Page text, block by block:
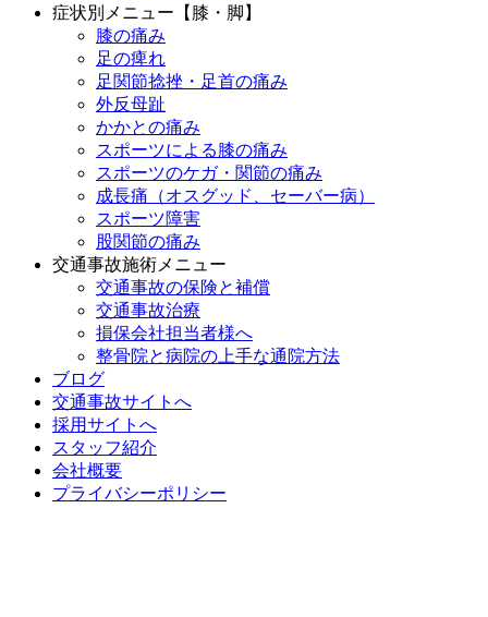
症状別メニュー【膝・脚】
膝の痛み
足の痺れ
足関節捻挫・足首の痛み
外反母趾
かかとの痛み
スポーツによる膝の痛み
スポーツのケガ・関節の痛み
成長痛（オスグッド、セーバー病）
スポーツ障害
股関節の痛み
交通事故施術メニュー
交通事故の保険と補償
交通事故治療
損保会社担当者様へ
整骨院と病院の上手な通院方法
ブログ
交通事故サイトへ
採用サイトへ
スタッフ紹介
会社概要
プライバシーポリシー